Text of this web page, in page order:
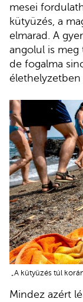
mesei
kütyüzés, a
elmarad. A
angolul is meg
de fogalma
élethelyzetben
„A kütyüzés túl
Mindez azért